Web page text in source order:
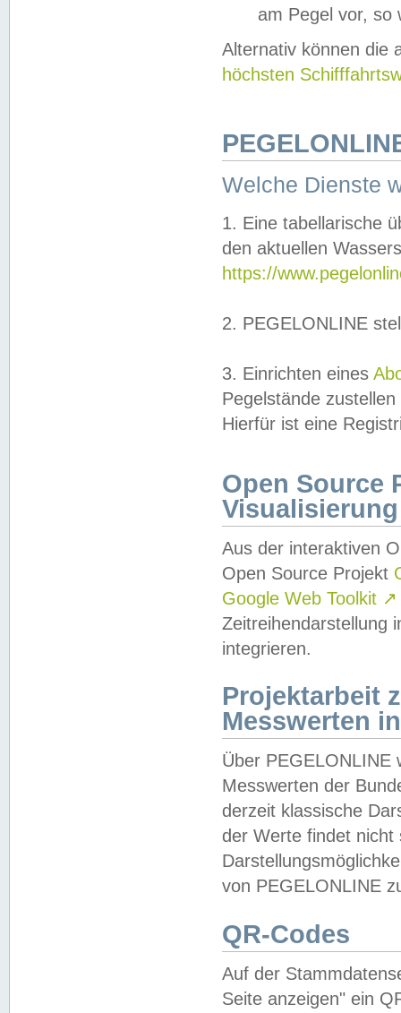
am Pegel vor,
Alternativ können die
höchsten
Welche Dienste
1. Eine tabellarische
den aktuellen
https://
2. PEGELONLINE
3. Einrichten eines
Pegelstände
Hierfür ist eine
Open Source
Visualisierung
Aus der interaktiven
Open Source Projekt
Google Web Toolkit ↗
Zeitreihendarstellung
integrieren.
Projektarbeit
Messwerten
Über PEGELONLINE
Messwerten der
derzeit klassische
der Werte findet
von PEGELONLINE
QR-Codes
Auf der
Seite anzeigen" ein